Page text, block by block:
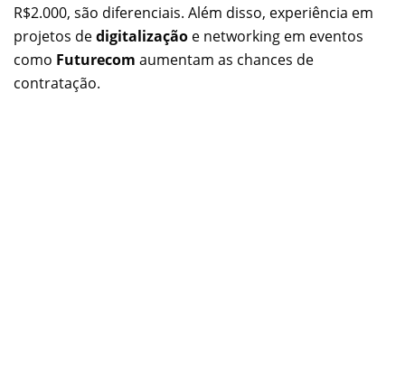
R$2.000, são diferenciais. Além disso, experiência em
projetos dedigitalização e networking em eventos
como Futurecom aumentam as chances de
contratação.